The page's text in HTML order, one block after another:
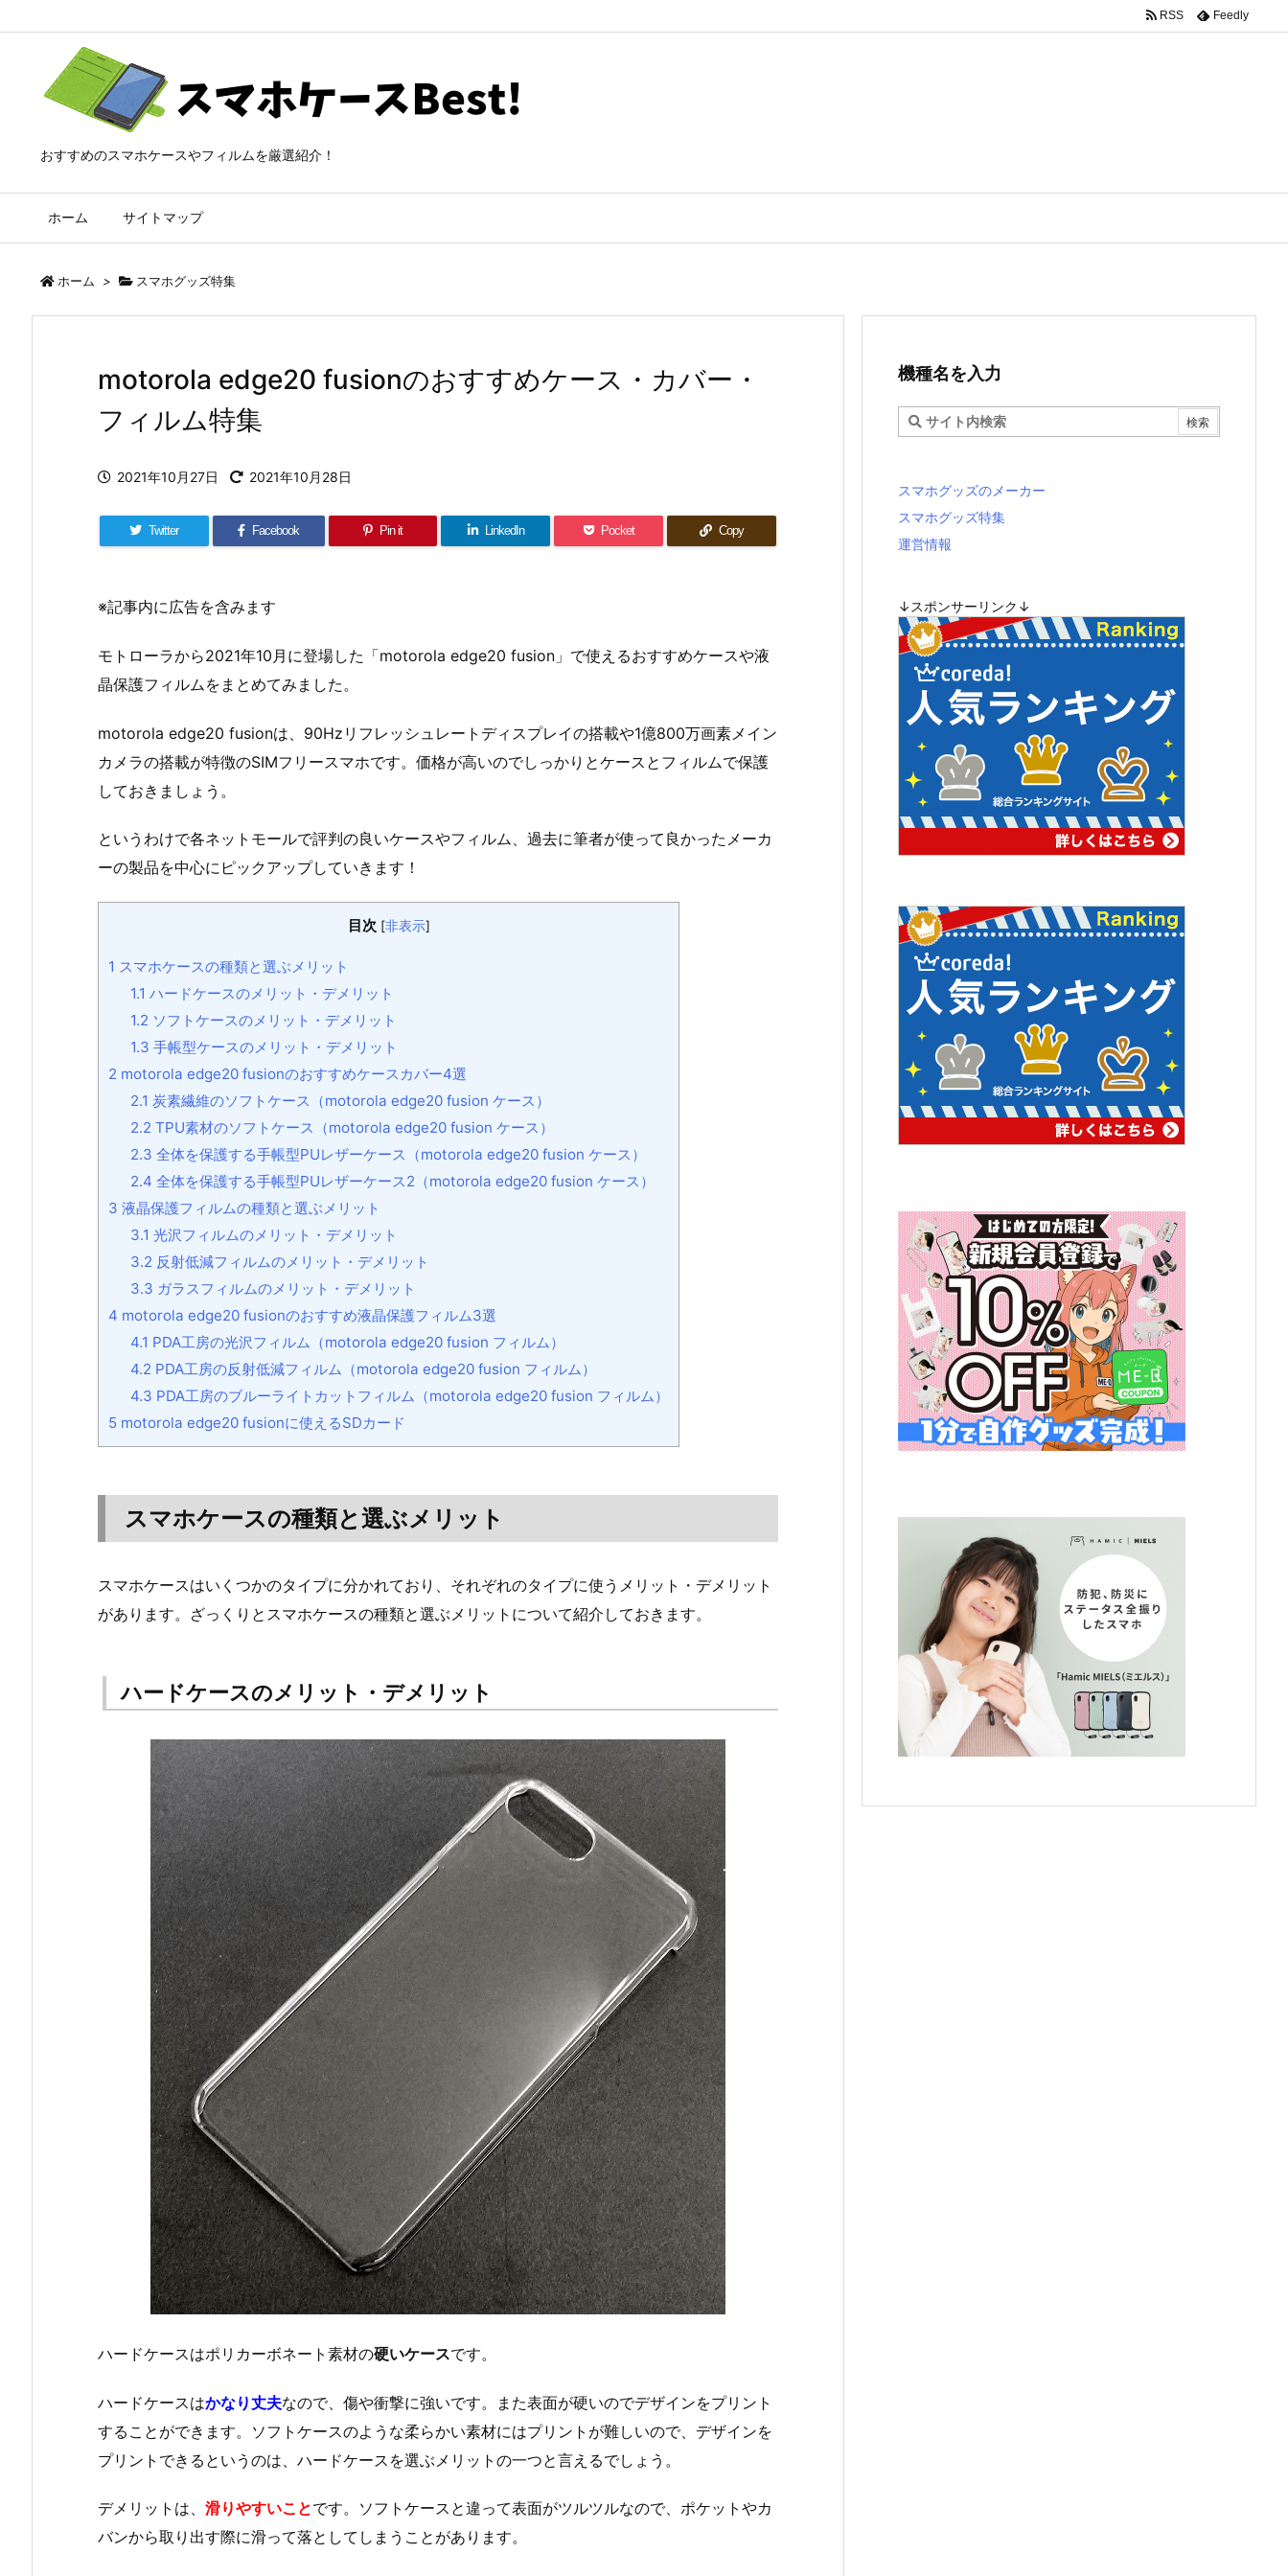
おすすめのスマホケースやフィルムを厳選紹介！
ホーム サイトマップ
RSS Feedly
ホーム > スマホグッズ特集
motorola edge20 fusionのおすすめケース・カバー・
フィルム特集
2021年10月27日 2021年10月28日
Twitter Facebook Pin it LinkedIn Pocket Copy
※記事内に広告を含みます
モトローラから2021年10月に登場した「motorola edge20 fusion」で使えるおすすめケースや液
晶保護フィルムをまとめてみました。
motorola edge20 fusionは、90Hzリフレッシュレートディスプレイの搭載や1億800万画素メイン
カメラの搭載が特徴のSIMフリースマホです。価格が高いのでしっかりとケースとフィルムで保護
しておきましょう。
というわけで各ネットモールで評判の良いケースやフィルム、過去に筆者が使って良かったメーカ
ーの製品を中心にピックアップしていきます！
目次 [非表示]
1 スマホケースの種類と選ぶメリット
1.1 ハードケースのメリット・デメリット
1.2 ソフトケースのメリット・デメリット
1.3 手帳型ケースのメリット・デメリット
2 motorola edge20 fusionのおすすめケースカバー4選
2.1 炭素繊維のソフトケース（motorola edge20 fusion ケース）
2.2 TPU素材のソフトケース（motorola edge20 fusion ケース）
2.3 全体を保護する手帳型PUレザーケース（motorola edge20 fusion ケース）
2.4 全体を保護する手帳型PUレザーケース2（motorola edge20 fusion ケース）
3 液晶保護フィルムの種類と選ぶメリット
3.1 光沢フィルムのメリット・デメリット
3.2 反射低減フィルムのメリット・デメリット
3.3 ガラスフィルムのメリット・デメリット
4 motorola edge20 fusionのおすすめ液晶保護フィルム3選
4.1 PDA工房の光沢フィルム（motorola edge20 fusion フィルム）
4.2 PDA工房の反射低減フィルム（motorola edge20 fusion フィルム）
4.3 PDA工房のブルーライトカットフィルム（motorola edge20 fusion フィルム）
5 motorola edge20 fusionに使えるSDカード
スマホケースの種類と選ぶメリット
スマホケースはいくつかのタイプに分かれており、それぞれのタイプに使うメリット・デメリット
があります。ざっくりとスマホケースの種類と選ぶメリットについて紹介しておきます。
ハードケースのメリット・デメリット
ハードケースはポリカーボネート素材の硬いケースです。
ハードケースはかなり丈夫なので、傷や衝撃に強いです。また表面が硬いのでデザインをプリント
することができます。ソフトケースのような柔らかい素材にはプリントが難しいので、デザインを
プリントできるというのは、ハードケースを選ぶメリットの一つと言えるでしょう。
デメリットは、 滑りやすいことです。ソフトケースと違って表面がツルツルなので、ポケットやカ
バンから取り出す際に滑って落としてしまうことがあります。
機種名を入力
スマホグッズのメーカー
スマホグッズ特集
運営情報
↓スポンサーリンク↓